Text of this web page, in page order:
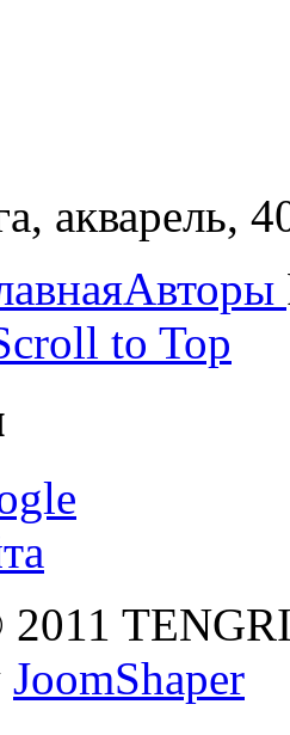
акварель,
Авторы
to Top
JoomShaper